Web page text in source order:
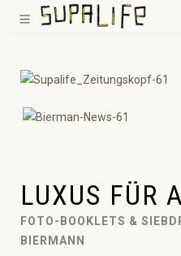
Zum Hauptinhalt springen
LUXUS FÜR
FOTO-BOOKLETS &
BIERMANN